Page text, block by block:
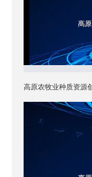
高原农牧业种质资源